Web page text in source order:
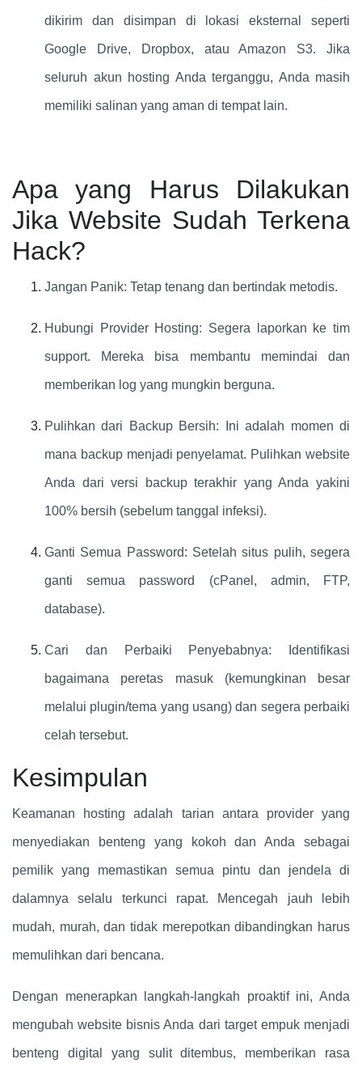
dikirim dan disimpan di lokasi eksternal seperti
Google Drive, Dropbox, atau Amazon S3. Jika
seluruh akun hosting Anda terganggu, Anda masih
memiliki salinan yang aman di tempat lain.
Apa yang Harus Dilakukan
Jika Website Sudah Terkena
Hack?
Jangan Panik: Tetap tenang dan bertindak metodis.
Hubungi Provider Hosting: Segera laporkan ke tim
support. Mereka bisa membantu memindai dan
memberikan log yang mungkin berguna.
Pulihkan dari Backup Bersih: Ini adalah momen di
mana backup menjadi penyelamat. Pulihkan website
Anda dari versi backup terakhir yang Anda yakini
100% bersih (sebelum tanggal infeksi).
Ganti Semua Password: Setelah situs pulih, segera
ganti semua password (cPanel, admin, FTP,
database).
Cari dan Perbaiki Penyebabnya: Identifikasi
bagaimana peretas masuk (kemungkinan besar
melalui plugin/tema yang usang) dan segera perbaiki
celah tersebut.
Kesimpulan
Keamanan hosting adalah tarian antara provider yang
menyediakan benteng yang kokoh dan Anda sebagai
pemilik yang memastikan semua pintu dan jendela di
dalamnya selalu terkunci rapat. Mencegah jauh lebih
mudah, murah, dan tidak merepotkan dibandingkan harus
memulihkan dari bencana.
Dengan menerapkan langkah-langkah proaktif ini, Anda
mengubah website bisnis Anda dari target empuk menjadi
benteng digital yang sulit ditembus, memberikan rasa